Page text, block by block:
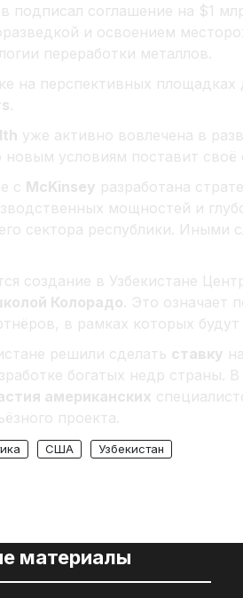
подписал соглашение на $1
и освоением
переработки металлов.
на перспективных
.
уже активно вовлечена в
новым условиям поставит своё
с McKinsey разработана
мощностей и
сектора республики. Иными
создание в Узбекистане
Колорадо. Это означает
в рамках которых
решили сделать ставку
богатых недр страны.
американских
проекта.
США Узбекистан
материалы